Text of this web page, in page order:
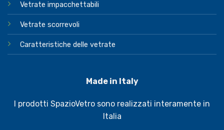
Vetrate impacchettabili
Vetrate scorrevoli
Caratteristiche delle vetrate
Made in Italy
I prodotti SpazioVetro sono realizzati interamente in
Italia